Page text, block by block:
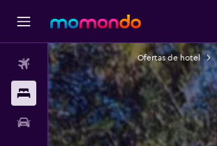
Vuelos
Alojamientos
Carros
Ofertas de hotel